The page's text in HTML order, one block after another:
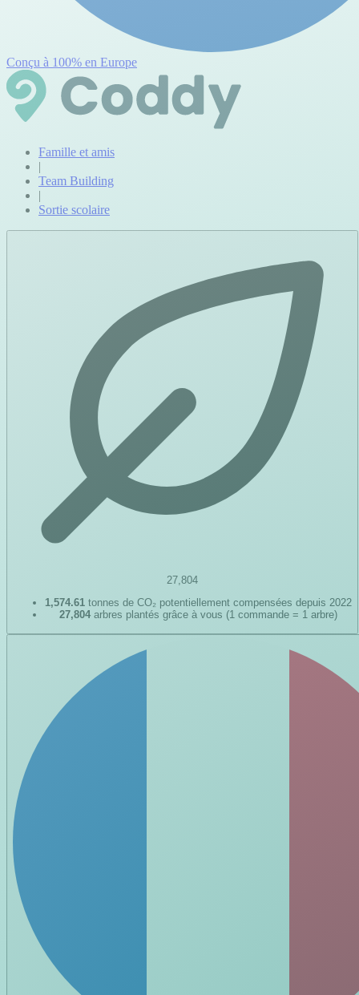
Conçu à 100% en Europe
Famille et amis
|
Team Building
|
Sortie scolaire
27,804
1,574.61 tonnes de CO₂ potentiellement compensées depuis 2022
27,804 arbres plantés grâce à vous (1 commande = 1 arbre)